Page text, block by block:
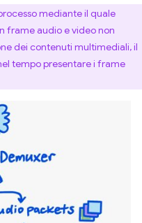
mediante il quale
frame audio e video non
dei contenuti multimediali, il
tempo presentare i frame